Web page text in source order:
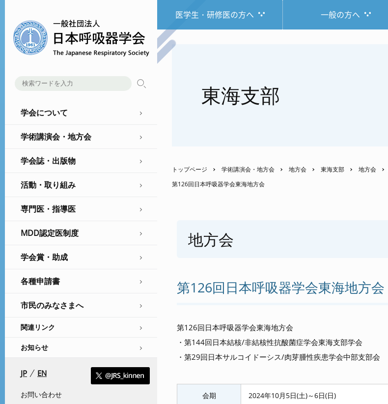
学会について
学術講演会・地方会
学会誌・出版物
活動・取り組み
専門医・指導医
MDD認定医制度
学会賞・助成
各種申請書
市民のみなさまへ
関連リンク
お知らせ
JP EN
お問い合わせ
医学生・研修医の方へ 一般の方へ
東海支部
トップページ 学術講演会・地方会 地方会 東海支部 地方会
第126回日本呼吸器学会東海地方会
地方会
第126回日本呼吸器学会東海地方会
第126回日本呼吸器学会東海地方会
・第144回日本結核/非結核性抗酸菌症学会東海支部学会
・第29回日本サルコイドーシス/肉芽腫性疾患学会中部支部会
会期 2024年10月 5日(土)～6日(日)